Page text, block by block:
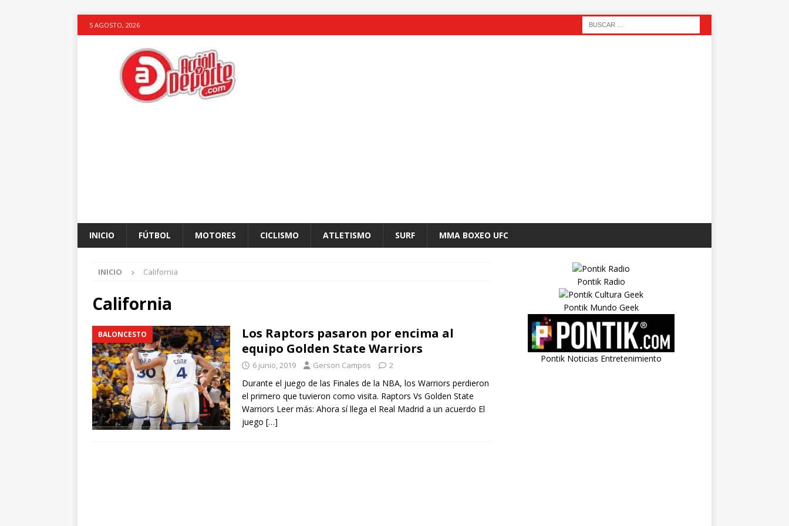
5 AGOSTO, 2026
INICIO FÚTBOL MOTORES CICLISMO ATLETISMO SURF MMA BOXEO UFC
INICIO California
California
BALONCESTO
Los Raptors pasaron por encima al
equipo Golden State Warriors
6 junio, 2019 Gerson Campos 2
Durante el juego de las Finales de la NBA, los Warriors perdieron
el primero que tuvieron como visita. Raptors Vs Golden State
Warriors Leer más: Ahora sí llega el Real Madrid a un acuerdo El
juego […]
Pontik Radio
Pontik Mundo Geek
Pontik Noticias Entretenimiento